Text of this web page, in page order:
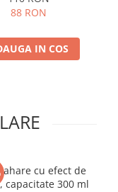
88 RON
IN COS
cu efect de
capacitate 300 ml